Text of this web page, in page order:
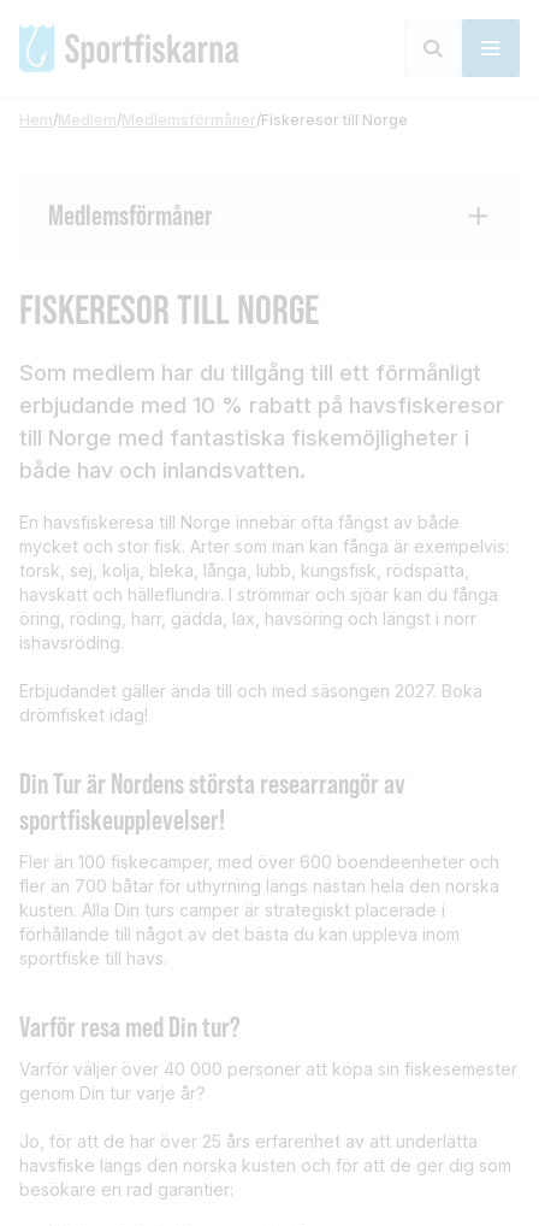
Hem/Medlem/Medlemsförmåner/Fiskeresor till Norge
Medlemsförmåner
FISKERESOR TILL NORGE
Som medlem har du tillgång till ett förmånligt
erbjudande med 10 % rabatt på havsfiskeresor
till Norge med fantastiska fiskemöjligheter i
både hav och inlandsvatten.
En havsfiskeresa till Norge innebär ofta fångst av både
mycket och stor fisk. Arter som man kan fånga är exempelvis:
torsk, sej, kolja, bleka, långa, lubb, kungsfisk, rödspätta,
havskatt och hälleflundra. I strömmar och sjöar kan du fånga
öring, röding, harr, gädda, lax, havsöring och längst i norr
ishavsröding.
Erbjudandet gäller ända till och med säsongen 2027. Boka
drömfisket idag!
Din Tur är Nordens största researrangör av
sportfiskeupplevelser!
Fler än 100 fiskecamper, med över 600 boendeenheter och
fler än 700 båtar för uthyrning längs nästan hela den norska
kusten. Alla Din turs camper är strategiskt placerade i
förhållande till något av det bästa du kan uppleva inom
sportfiske till havs.
Varför resa med Din tur?
Varför väljer över 40 000 personer att köpa sin fiskesemester
genom Din tur varje år?
Jo, för att de har över 25 års erfarenhet av att underlätta
havsfiske längs den norska kusten och för att de ger dig som
besökare en rad garantier: